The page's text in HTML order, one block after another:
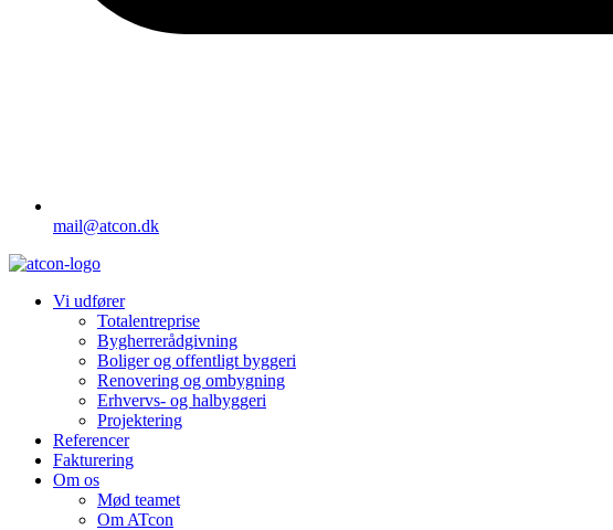
mail@atcon.dk
Vi udfører
Totalentreprise
Bygherrerådgivning
Boliger og offentligt byggeri
Renovering og ombygning
Erhvervs- og halbyggeri
Projektering
Referencer
Fakturering
Om os
Mød teamet
Om ATcon